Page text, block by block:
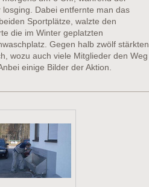
Dabei entfernte man das
Sportplätze, walzte den
die im Winter geplatzten
Gegen halb zwölf stärkten
wozu auch viele Mitglieder den Weg
einige Bilder der Aktion.